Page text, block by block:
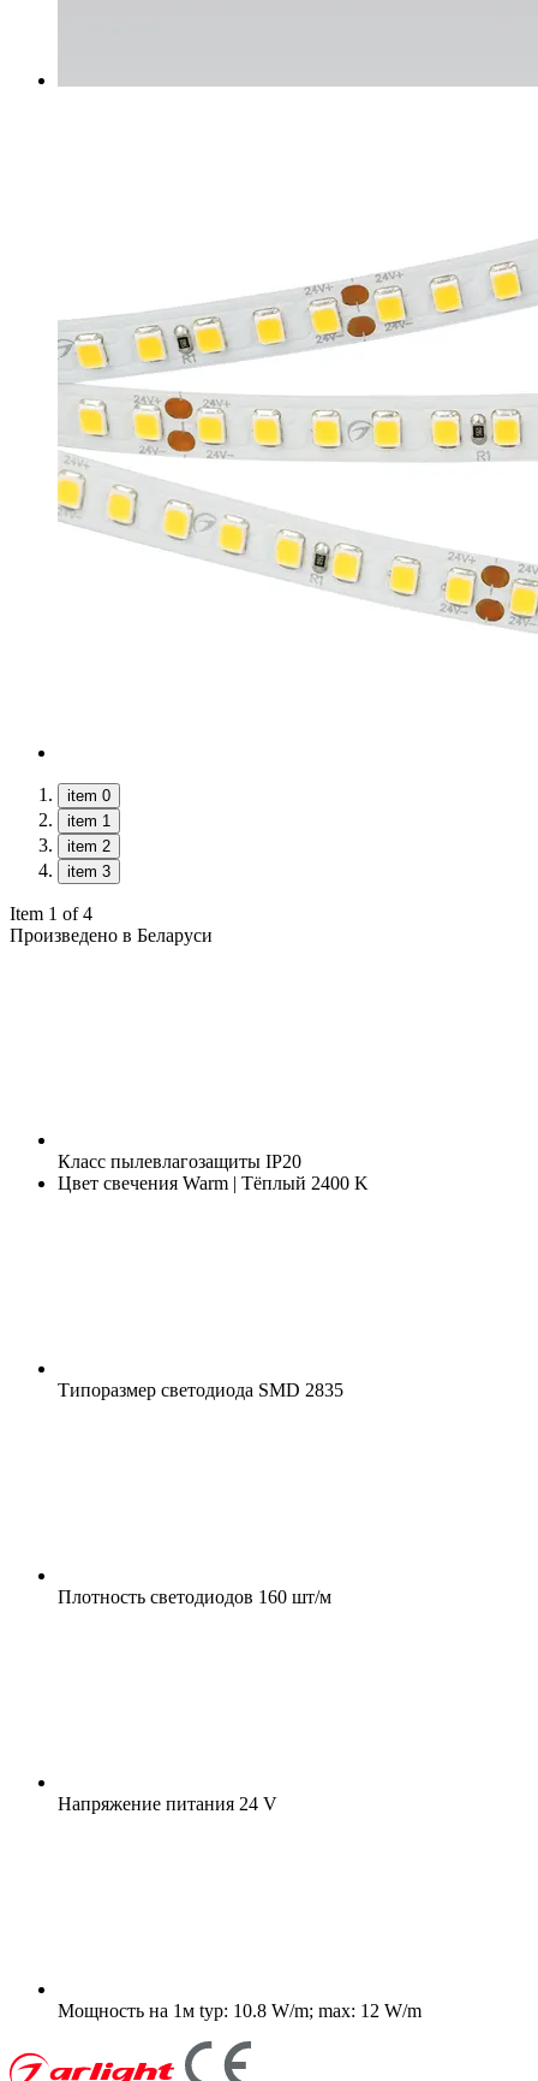
item 0
item 1
item 2
item 3
Item 1 of 4
Произведено в Беларуси
Класс пылевлагозащиты IP20
Цвет свечения Warm | Тёплый 2400 K
Типоразмер светодиода SMD 2835
Плотность светодиодов 160 шт/м
Напряжение питания 24 V
Мощность на 1м typ: 10.8 W/m; max: 12 W/m